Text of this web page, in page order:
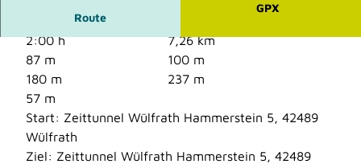
Route
GPX
2:00 h
7,26 km
87 m
100 m
180 m
237 m
57 m
Start: Zeittunnel Wülfrath Hammerstein 5, 42489
Wülfrath
Ziel: Zeittunnel Wülfrath Hammerstein 5, 42489